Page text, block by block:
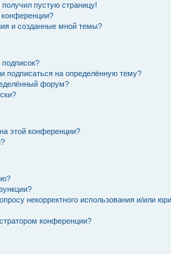
получил пустую страницу!
конференции?
и созданные мной темы?
подписаться на определённую тему?
форум?
этой конференции?
некорректного использования и/или
конференции?